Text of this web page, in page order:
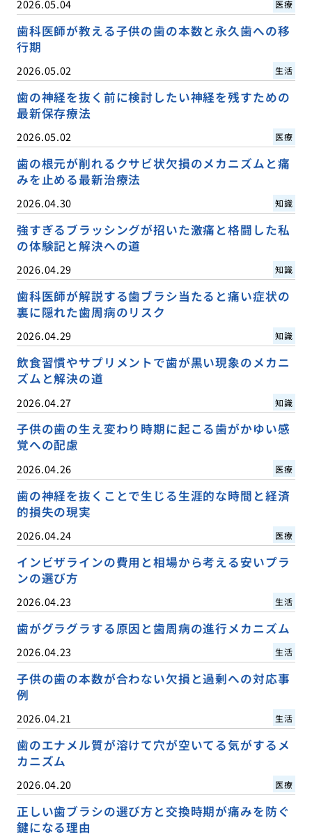
2026.05.04 医療
歯科医師が教える子供の歯の本数と永久歯への移
行期
2026.05.02 生活
歯の神経を抜く前に検討したい神経を残すための
最新保存療法
2026.05.02 医療
歯の根元が削れるクサビ状欠損のメカニズムと痛
みを止める最新治療法
2026.04.30 知識
強すぎるブラッシングが招いた激痛と格闘した私
の体験記と解決への道
2026.04.29 知識
歯科医師が解説する歯ブラシ当たると痛い症状の
裏に隠れた歯周病のリスク
2026.04.29 知識
飲食習慣やサプリメントで歯が黒い現象のメカニ
ズムと解決の道
2026.04.27 知識
子供の歯の生え変わり時期に起こる歯がかゆい感
覚への配慮
2026.04.26 医療
歯の神経を抜くことで生じる生涯的な時間と経済
的損失の現実
2026.04.24 医療
インビザラインの費用と相場から考える安いプラ
ンの選び方
2026.04.23 生活
歯がグラグラする原因と歯周病の進行メカニズム
2026.04.23 生活
子供の歯の本数が合わない欠損と過剰への対応事
例
2026.04.21 生活
歯のエナメル質が溶けて穴が空いてる気がするメ
カニズム
2026.04.20 医療
正しい歯ブラシの選び方と交換時期が痛みを防ぐ
鍵になる理由